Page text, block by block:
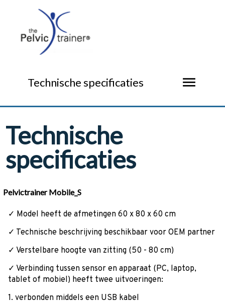
Technische specificaties menu
Technische
specificaties
Pelvictrainer Mobile_S
✓ Model heeft de afmetingen 60 x 80 x 60 cm
✓ Technische beschrijving beschikbaar voor OEM partner
✓ Verstelbare hoogte van zitting (50 - 80 cm)
✓ Verbinding tussen sensor en apparaat (PC, laptop,
tablet of mobiel) heeft twee uitvoeringen:
1. verbonden middels een USB kabel